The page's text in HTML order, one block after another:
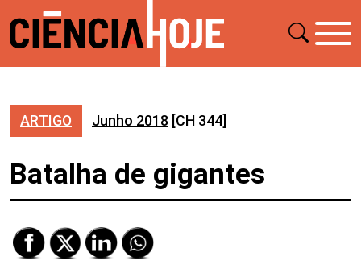
ARTIGO Junho 2018 [CH 344]
Batalha de gigantes